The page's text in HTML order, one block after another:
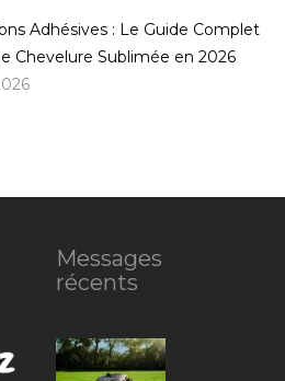
Adhésives : Le Guide Complet
Chevelure Sublimée en 2026
Messages
récents